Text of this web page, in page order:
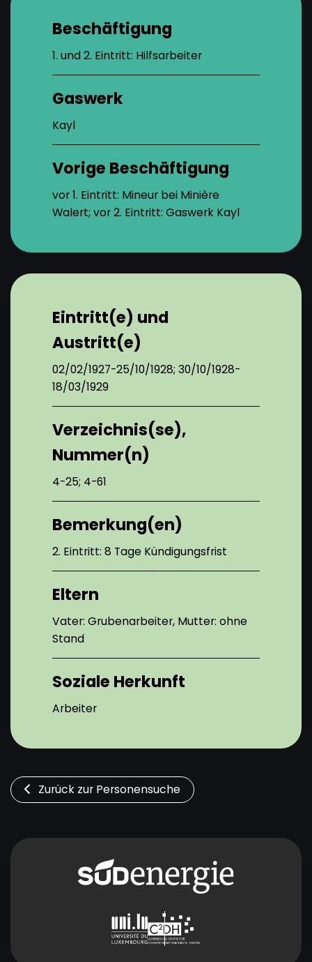
Beschäftigung
1. und 2. Eintritt: Hilfsarbeiter
Gaswerk
Kayl
Vorige Beschäftigung
vor 1. Eintritt: Mineur bei Minière
Walert; vor 2. Eintritt: Gaswerk Kayl
Eintritt(e) und
Austritt(e)
02/02/1927-25/10/1928; 30/10/1928-
18/03/1929
Verzeichnis(se),
Nummer(n)
4-25; 4-61
Bemerkung(en)
2. Eintritt: 8 Tage Kündigungsfrist
Eltern
Vater: Grubenarbeiter, Mutter: ohne
Stand
Soziale Herkunft
Arbeiter
Zurück zur Personensuche